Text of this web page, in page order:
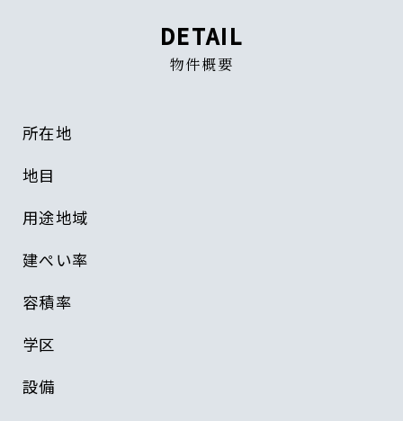
DETAIL
物件概要
所在地
地目
用途地域
建ぺい率
容積率
学区
設備